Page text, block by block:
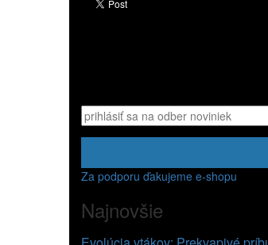
Za podporu ďakujeme e-shopu
Najnovšie